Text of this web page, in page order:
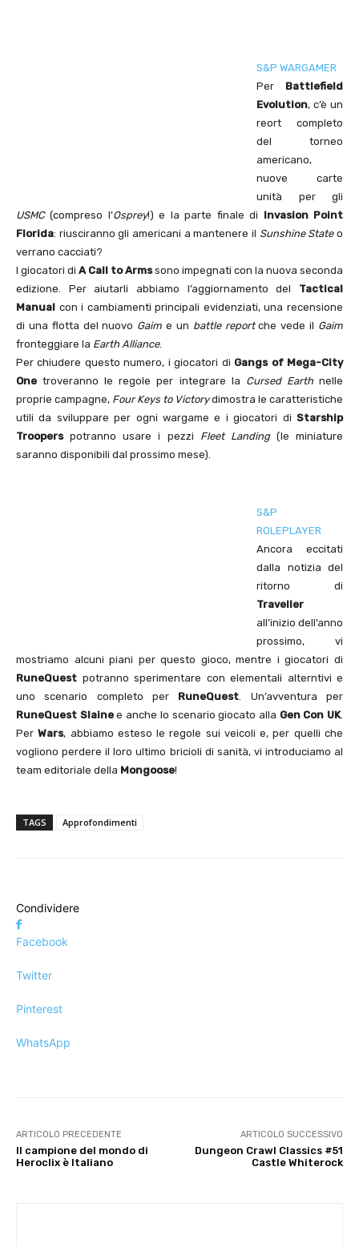
S&P WARGAMER
Per Battlefield
Evolution, c’è un
reort completo
del torneo
americano,
nuove carte
unità per gli
USMC(compreso l’Osprey!) e la parte finale di Invasion Point
Florida: riusciranno gli americani a mantenere il Sunshine Stateo
verrano cacciati?
I giocatori di A Call to Armssono impegnati con la nuova seconda
edizione. Per aiutarli abbiamo l’aggiornamento del Tactical
Manual con i cambiamenti principali evidenziati, una recensione
di una flotta del nuovo Gaim e un battle reportche vede il Gaim
fronteggiare la Earth Alliance.
Per chiudere questo numero, i giocatori di Gangs of Mega-City
One troveranno le regole per integrare la Cursed Earthnelle
proprie campagne, Four Keys to Victorydimostra le caratteristiche
utili da sviluppare per ogni wargame e i giocatori di Starship
Trooperspotranno usare i pezzi Fleet Landing(le miniature
saranno disponibili dal prossimo mese).
S&P
ROLEPLAYER
Ancora eccitati
dalla notizia del
ritorno di
Traveller
all’inizio dell’anno
prossimo, vi
mostriamo alcuni piani per questo gioco, mentre i giocatori di
RuneQuest potranno sperimentare con elementali alterntivi e
uno scenario completo per RuneQuest. Un’avventura per
RuneQuest Slainee anche lo scenario giocato alla Gen Con UK.
PerWars, abbiamo esteso le regole sui veicoli e, per quelli che
vogliono perdere il loro ultimo bricioli di sanità, vi introduciamo al
team editoriale della Mongoose!
TAGS Approfondimenti
Condividere
Facebook
Twitter
Pinterest
WhatsApp
ARTICOLO PRECEDENTE
Il campione del mondo di
Heroclix è Italiano
ARTICOLO SUCCESSIVO
Dungeon Crawl Classics #51
Castle Whiterock